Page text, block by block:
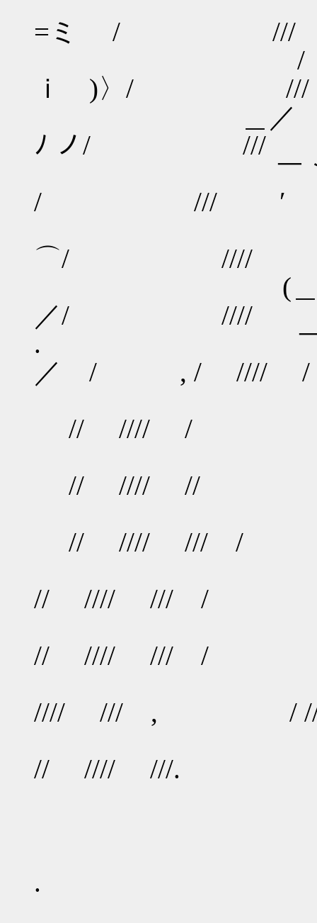
=ミ /
/ Λ | ヽ:
ｉ )〉/
＿／
ﾉ ノ/
￣｀∨/
/ /// ′
⌒/ ////
(＿／ ／
／/
. ￣
／ / , /
// //// / /
// //// // /
// //// /// / /
// //// /// / /
// //// /// / /
//// /// , /
// //// ///.
.